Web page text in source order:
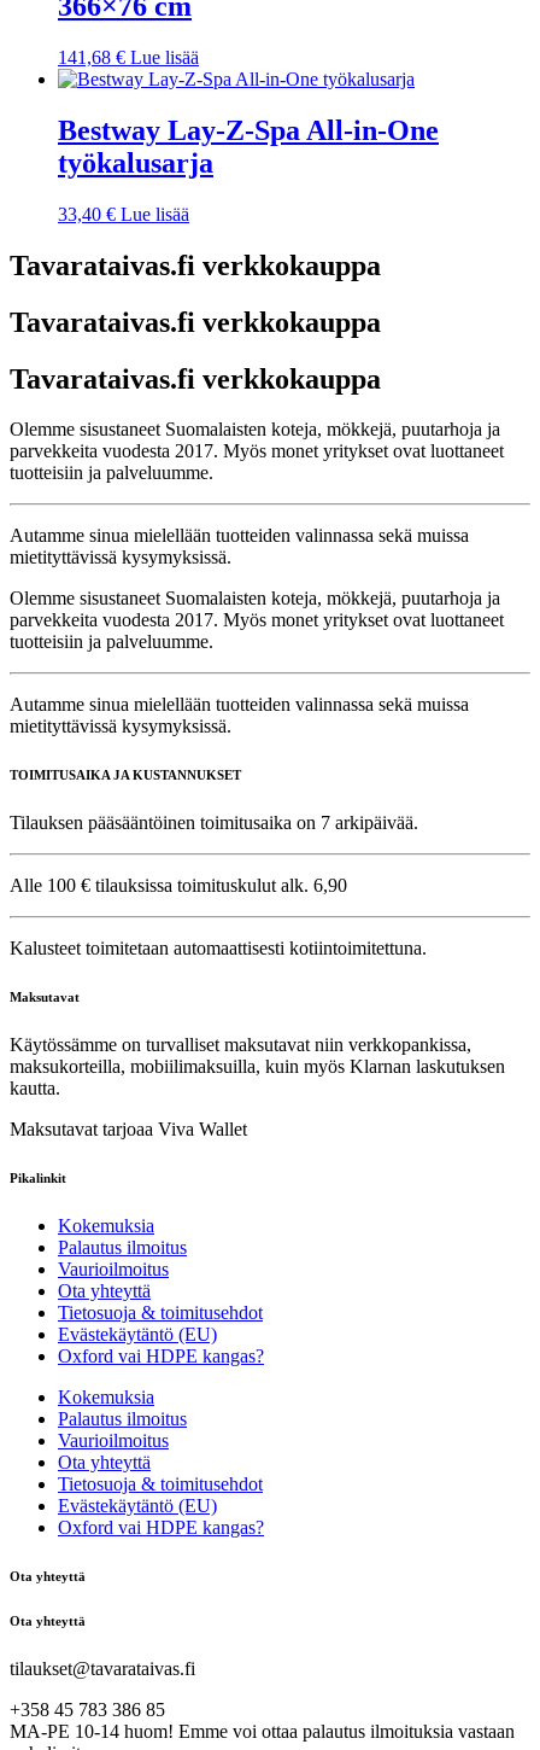
141,68 € Lue lisää
Bestway Lay-Z-Spa All-in-One
työkalusarja
33,40 € Lue lisää
Tavarataivas.fi verkkokauppa
Tavarataivas.fi verkkokauppa
Tavarataivas.fi verkkokauppa
Olemme sisustaneet Suomalaisten koteja, mökkejä, puutarhoja ja
parvekkeita vuodesta 2017. Myös monet yritykset ovat luottaneet
tuotteisiin ja palveluumme.
Autamme sinua mielellään tuotteiden valinnassa sekä muissa
mietityttävissä kysymyksissä.
Olemme sisustaneet Suomalaisten koteja, mökkejä, puutarhoja ja
parvekkeita vuodesta 2017. Myös monet yritykset ovat luottaneet
tuotteisiin ja palveluumme.
Autamme sinua mielellään tuotteiden valinnassa sekä muissa
mietityttävissä kysymyksissä.
TOIMITUSAIKA JA KUSTANNUKSET
Tilauksen pääsääntöinen toimitusaika on 7 arkipäivää.
Alle 100 € tilauksissa toimituskulut alk. 6,90
Kalusteet toimitetaan automaattisesti kotiintoimitettuna.
Maksutavat
Käytössämme on turvalliset maksutavat niin verkkopankissa,
maksukorteilla, mobiilimaksuilla, kuin myös Klarnan laskutuksen
kautta.
Maksutavat tarjoaa Viva Wallet
Pikalinkit
Kokemuksia
Palautus ilmoitus
Vaurioilmoitus
Ota yhteyttä
Tietosuoja & toimitusehdot
Evästekäytäntö (EU)
Oxford vai HDPE kangas?
Kokemuksia
Palautus ilmoitus
Vaurioilmoitus
Ota yhteyttä
Tietosuoja & toimitusehdot
Evästekäytäntö (EU)
Oxford vai HDPE kangas?
Ota yhteyttä
Ota yhteyttä
tilaukset@tavarataivas.fi
+358 45 783 386 85
MA-PE 10-14 huom! Emme voi ottaa palautus ilmoituksia vastaan